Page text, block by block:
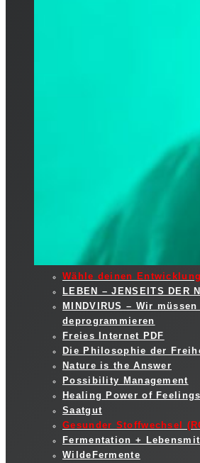
Wähle deinen
LEBEN – JENSEITS DER
MINDVIRUS – Wir
deprogrammieren
Freies Internet PDF
Die Philosophie der
Nature is the Answer
Possibility Management
Healing Power of Feelings
Saatgut
Gesunder Stoffwechsel
Fermentation +
WildeFermente